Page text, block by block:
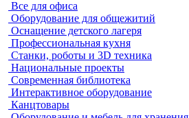
Все для офиса
Оборудование для общежитий
Оснащение детского лагеря
Профессиональная кухня
Станки, роботы и 3D техника
Национальные проекты
Современная библиотека
Интерактивное оборудование
Канцтовары